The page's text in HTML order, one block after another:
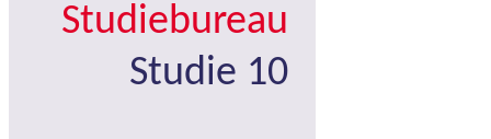
Studiebureau
Studie 10